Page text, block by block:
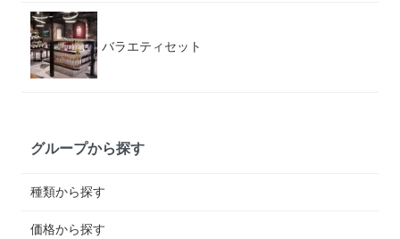
バラエティセット
グループから探す
種類から探す
価格から探す